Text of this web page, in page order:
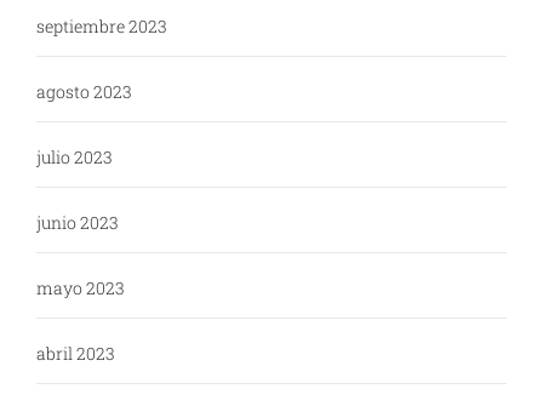
septiembre 2023
agosto 2023
julio 2023
junio 2023
mayo 2023
abril 2023